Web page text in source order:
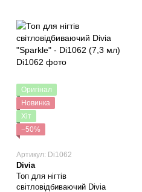
Оригінал
Новинка
Хіт
−50%
Артикул: Di1062
Divia
Топ для нігтів
світловідбиваючий Divia